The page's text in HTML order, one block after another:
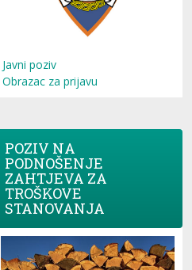
Javni poziv
Obrazac za prijavu
POZIV NA
PODNOŠENJE
ZAHTJEVA ZA
TROŠKOVE
STANOVANJA